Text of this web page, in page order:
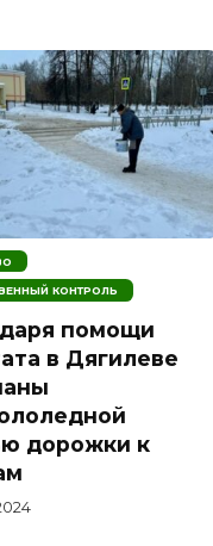
КОНТРОЛЬ
помощи
в Дягилеве
дорожки к